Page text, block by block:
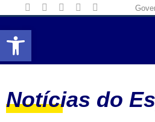
Abrir a barra de
Notícias do